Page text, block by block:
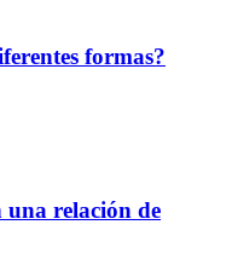
formas?
una relación de